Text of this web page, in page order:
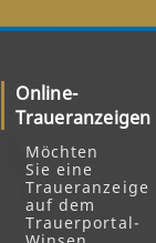
Online-
Traueranzeigen
Möchten
Sie eine
Traueranzeige
auf dem
Trauerportal-